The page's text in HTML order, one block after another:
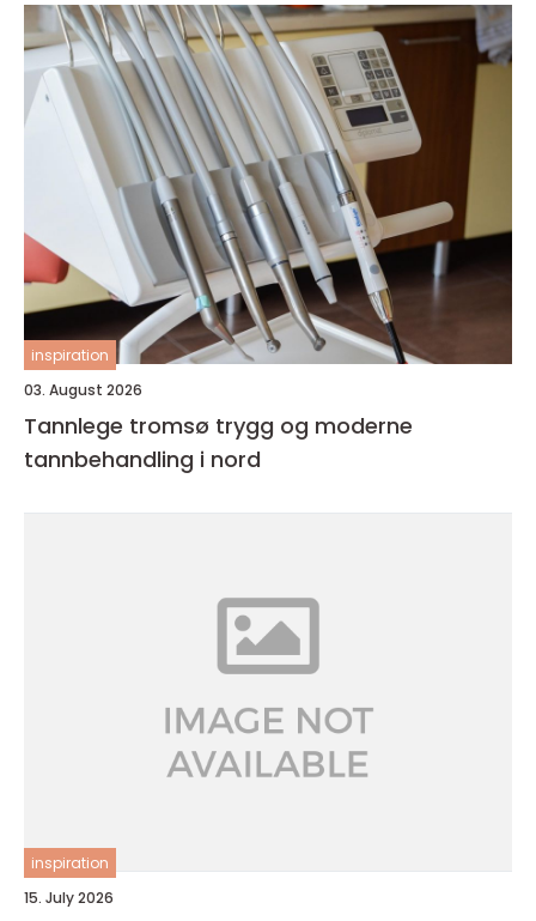
inspiration
03. August 2026
Tannlege tromsø trygg og moderne
tannbehandling i nord
inspiration
15. July 2026